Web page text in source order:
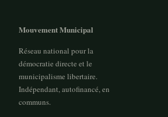
Mouvement Municipal
Réseau national pour la
démocratie directe et le
municipalisme libertaire.
Indépendant, autofinancé, en
communs.